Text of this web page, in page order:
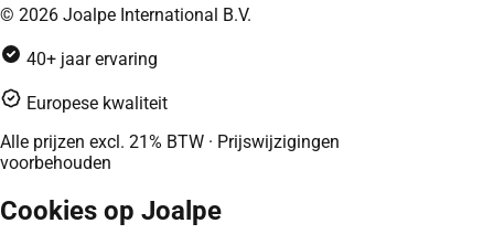
© 2026 Joalpe International B.V.
40+ jaar ervaring
Europese kwaliteit
Alle prijzen excl. 21% BTW · Prijswijzigingen
voorbehouden
Cookies op Joalpe